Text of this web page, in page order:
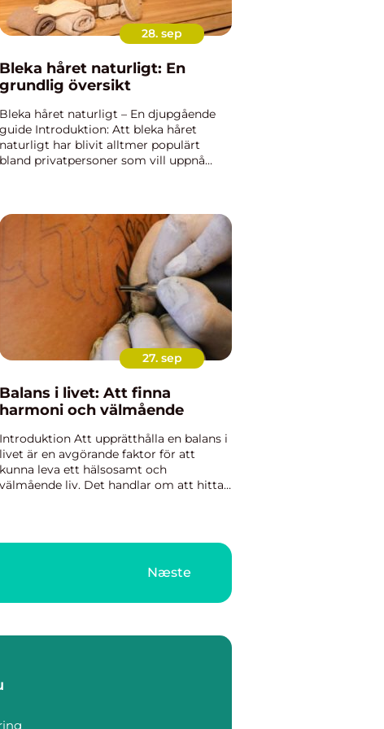
28. sep
Bleka håret naturligt: En
grundlig översikt
Bleka håret naturligt – En djupgående
guide Introduktion: Att bleka håret
naturligt har blivit alltmer populärt
bland privatpersoner som vill uppnå
27. sep
Balans i livet: Att finna
harmoni och välmående
Introduktion Att upprätthålla en balans i
livet är en avgörande faktor för att
kunna leva ett hälsosamt och
välmående liv. Det handlar om att hitta
Næste